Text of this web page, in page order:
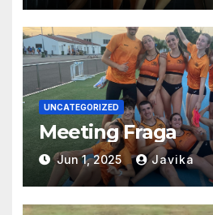
UNCATEGORIZED
Meeting Fraga
Jun 1, 2025 Javika